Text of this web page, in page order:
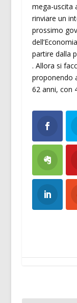
mega-uscita
rinviare un
prossimo
partire dalla
. Allora si
proponendo
62 anni, con